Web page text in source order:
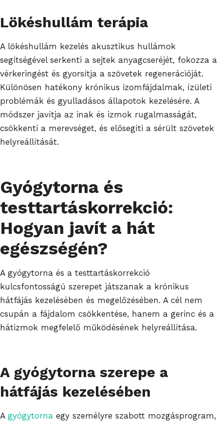
Lökéshullám terápia
A lökéshullám kezelés akusztikus hullámok
segítségével serkenti a sejtek anyagcseréjét, fokozza a
vérkeringést és gyorsítja a szövetek regenerációját.
Különösen hatékony krónikus izomfájdalmak, ízületi
problémák és gyulladásos állapotok kezelésére. A
módszer javítja az inak és izmok rugalmasságát,
csökkenti a merevséget, és elősegíti a sérült szövetek
helyreállítását.
Gyógytorna és
testtartáskorrekció:
Hogyan javít a hát
egészségén?
A gyógytorna és a testtartáskorrekció
kulcsfontosságú szerepet játszanak a krónikus
hátfájás kezelésében és megelőzésében. A cél nem
csupán a fájdalom csökkentése, hanem a gerinc és a
hátizmok megfelelő működésének helyreállítása.
A gyógytorna szerepe a
hátfájás kezelésében
A gyógytorna egy személyre szabott mozgásprogram,